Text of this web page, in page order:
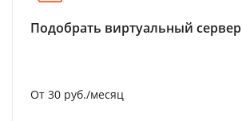
Подобрать виртуальный сервер
От 30 руб./месяц